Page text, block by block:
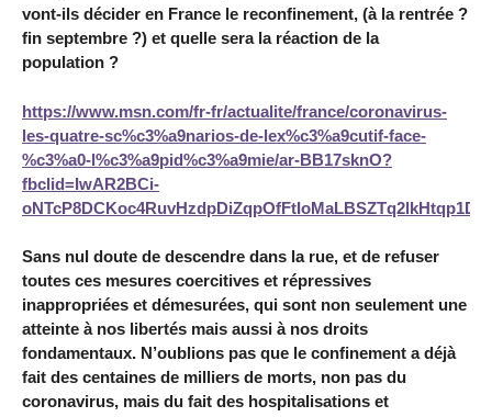
vont-ils décider en France le reconfinement, (à la rentrée ?
fin septembre ?) et quelle sera la réaction de la
population ?
https://www.msn.com/fr-fr/actualite/france/coronavirus-
les-quatre-sc%c3%a9narios-de-lex%c3%a9cutif-face-
%c3%a0-l%c3%a9pid%c3%a9mie/ar-BB17sknO?
fbclid=IwAR2BCi-
Sans nul doute de descendre dans la rue, et de refuser
toutes ces mesures coercitives et répressives
inappropriées et démesurées, qui sont non seulement une
atteinte à nos libertés mais aussi à nos droits
fondamentaux. N’oublions pas que le confinement a déjà
fait des centaines de milliers de morts, non pas du
coronavirus, mais du fait des hospitalisations et